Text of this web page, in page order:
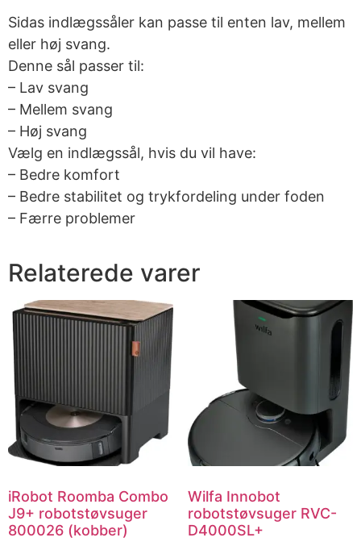
Sidas indlægssåler kan passe til enten lav, mellem
eller høj svang.
Denne sål passer til:
– Lav svang
– Mellem svang
– Høj svang
Vælg en indlægssål, hvis du vil have:
– Bedre komfort
– Bedre stabilitet og trykfordeling under foden
– Færre problemer
Relaterede varer
iRobot Roomba Combo
J9+ robotstøvsuger
800026 (kobber)
Wilfa Innobot
robotstøvsuger RVC-
D4000SL+